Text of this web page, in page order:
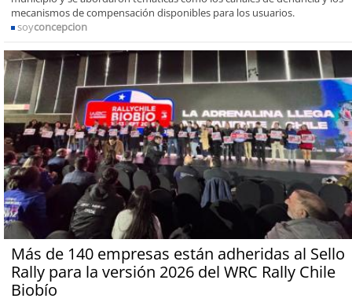
mecanismos de compensación disponibles para los usuarios.
soyconcepcion
Más de 140 empresas están adheridas al Sello
Rally para la versión 2026 del WRC Rally Chile
Biobío